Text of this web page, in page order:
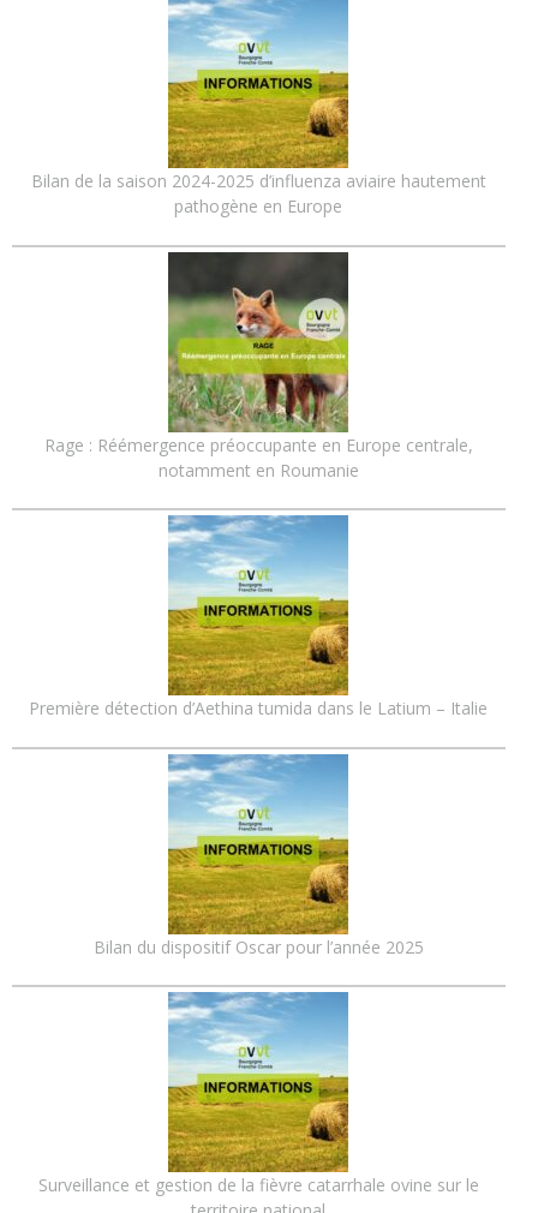
Bilan de la saison 2024-2025 d’influenza aviaire hautement
pathogène en Europe
Rage : Réémergence préoccupante en Europe centrale,
notamment en Roumanie
Première détection d’Aethina tumida dans le Latium – Italie
Bilan du dispositif Oscar pour l’année 2025
Surveillance et gestion de la fièvre catarrhale ovine sur le